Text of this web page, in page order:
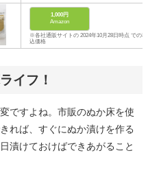
1,000円
Amazon
※各社通販サイトの 2024年10月28日時点 での税
込価格
イフ！
ですよね。市販のぬか床を使
れば、すぐにぬか漬けを作る
漬けておけばできあがること